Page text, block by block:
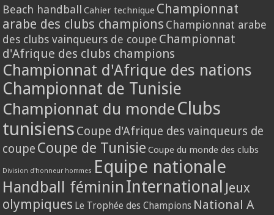
Beach handball Cahier technique Championnat
arabe des clubs champions Championnat arabe
des clubs vainqueurs de coupe Championnat
d'Afrique des clubs champions
Championnat d'Afrique des nations
Championnat de Tunisie
Championnat du monde Clubs
tunisiens Coupe d'Afrique des vainqueurs de
coupe Coupe de Tunisie Coupe du monde des clubs
Division d'honneur hommes Equipe nationale
Handball féminin International Jeux
olympiques Le Trophée des Champions National A